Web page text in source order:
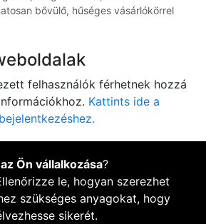
bővülő, hűséges vásárlókörrel
felhasználók férhetnek hozzá
Kattints ide a
bejelentkezéshez.
Ön vállalkozása?
le, hogyan szerezhet
szükséges anyagokat, hogy
sikerét.